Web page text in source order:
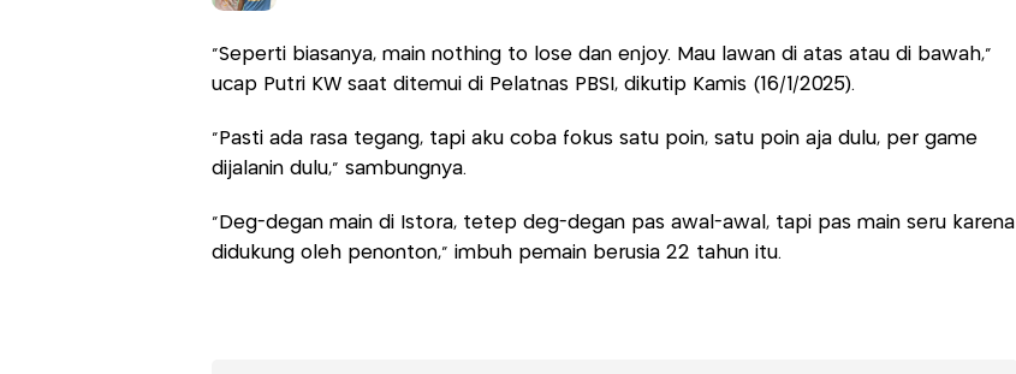
"Seperti biasanya, main nothing to lose dan enjoy. Mau lawan di atas atau di bawah,"
ucap Putri KW saat ditemui di Pelatnas PBSI, dikutip Kamis (16/1/2025).
"Pasti ada rasa tegang, tapi aku coba fokus satu poin, satu poin aja dulu, per game
dijalanin dulu," sambungnya.
"Deg-degan main di Istora, tetep deg-degan pas awal-awal, tapi pas main seru karena
didukung oleh penonton," imbuh pemain berusia 22 tahun itu.